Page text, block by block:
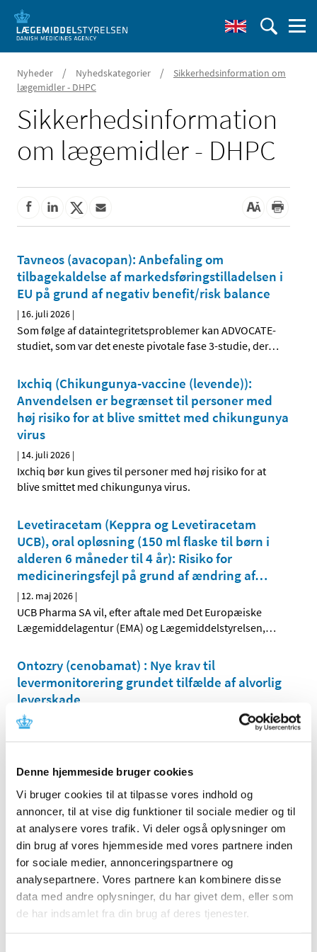
Denne hjemmeside bruger cookies
Vi bruger cookies til at tilpasse vores indhold og
annoncer, til at vise dig funktioner til sociale medier og til
at analysere vores trafik. Vi deler også oplysninger om
din brug af vores hjemmeside med vores partnere inden
for sociale medier, annonceringspartnere og
analysepartnere. Vores partnere kan kombinere disse
data med andre oplysninger, du har givet dem, eller som
de har indsamlet fra din brug af deres tjenester.
Nyheder / Nyhedskategorier /
Sikkerhedsinformation om
lægemidler - DHPC
Sikkerhedsinformation
om lægemidler - DHPC
Tavneos (avacopan): Anbefaling om
tilbagekaldelse af markedsføringstilladelsen i
EU på grund af negativ benefit/risk balance
| 16. juli 2026 |
Som følge af dataintegritetsproblemer kan ADVOCATE-
studiet, som var det eneste pivotale fase 3-studie, der…
Ixchiq (Chikungunya-vaccine (levende)):
Anvendelsen er begrænset til personer med
høj risiko for at blive smittet med chikungunya
virus
| 14. juli 2026 |
Ixchiq bør kun gives til personer med høj risiko for at
blive smittet med chikungunya virus.
Levetiracetam (Keppra og Levetiracetam
UCB), oral opløsning (150 ml flaske til børn i
alderen 6 måneder til 4 år): Risiko for
medicineringsfejl på grund af ændring af…
| 12. maj 2026 |
UCB Pharma SA vil, efter aftale med Det Europæiske
Lægemiddelagentur (EMA) og Lægemiddelstyrelsen,…
Ontozry (cenobamat) : Nye krav til
levermonitorering grundet tilfælde af alvorlig
leverskade
|12. maj 2026
Remsima (infliximab): Ny IV-formulering (100
mg og 350 mg koncentrat til infusionsvæske,
opløsning) indeholder sorbitol og er derfor
kontraindiceret til patienter med hereditær…
|10. februar 2026|
Produkt/aktiv substans Sikkerhedskommunikation
Remsima (infliximab) Ny IV-formulering indeholder…
Præcisering angående DHPC brev for clozapin